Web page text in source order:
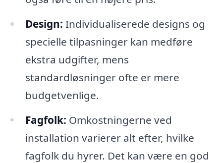
Design: Individualiserede designs og
specielle tilpasninger kan medføre
ekstra udgifter, mens
standardløsninger ofte er mere
budgetvenlige.
Fagfolk: Omkostningerne ved
installation varierer alt efter, hvilke
fagfolk du hyrer. Det kan være en god